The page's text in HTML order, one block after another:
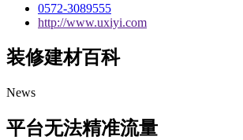
0572-3089555
http://www.uxiyi.com
装修建材百科
News
平台无法精准流量